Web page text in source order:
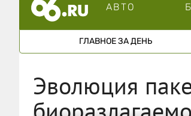
АВТО
ГЛАВНОЕ ЗА ДЕНЬ
Эволюция